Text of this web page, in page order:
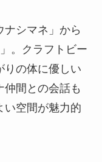
ナシマネ」から
。クラフトビー
りの体に優しい
間との会話も
い空間が魅力的